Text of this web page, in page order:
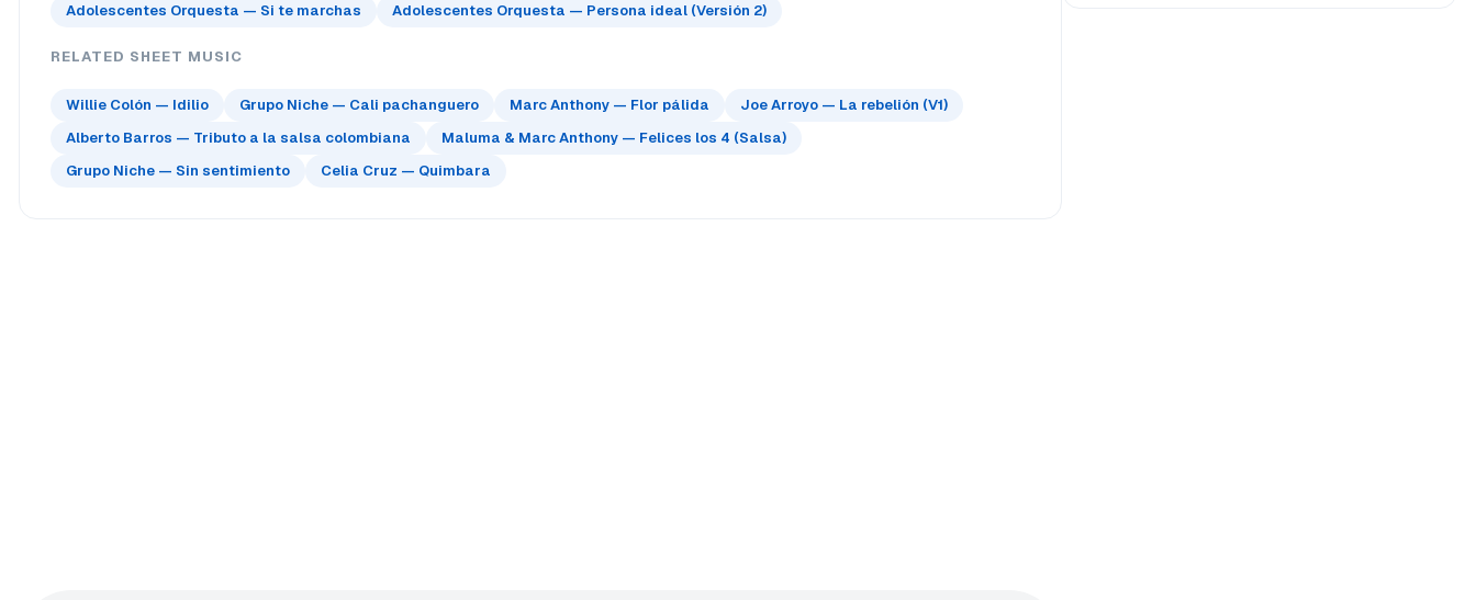
Adolescentes Orquesta — Si te marchas
Adolescentes Orquesta — Persona ideal (Versión 2)
RELATED SHEET MUSIC
Willie Colón — Idilio Grupo Niche — Cali pachanguero Marc Anthony — Flor pálida
Joe Arroyo — La rebelión (V1)
Alberto Barros — Tributo a la salsa colombiana
Maluma & Marc Anthony — Felices los 4 (Salsa)
Grupo Niche — Sin sentimiento
Celia Cruz — Quimbara